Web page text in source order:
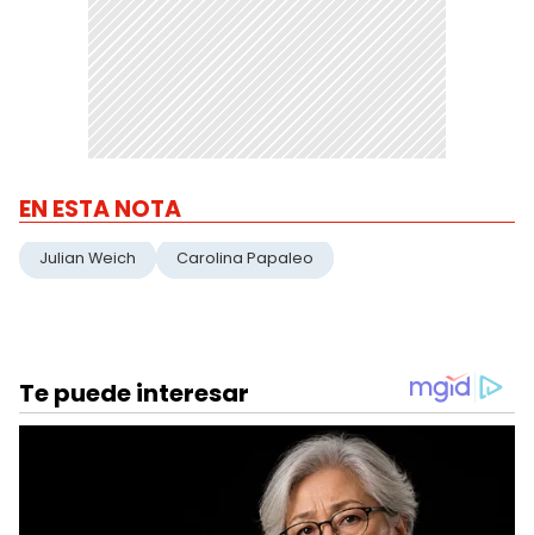
EN ESTA NOTA
Julian Weich Carolina Papaleo